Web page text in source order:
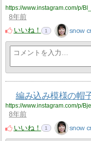
https://www.instagram.com/p/
8年前
いいね！
1 snow
編み込み模様の帽
https://www.instagram.com/p/
8年前
いいね！
1 snow